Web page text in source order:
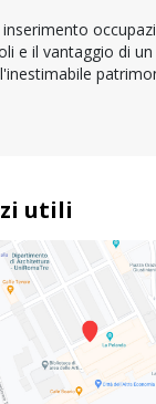
e il vantaggio di
utili